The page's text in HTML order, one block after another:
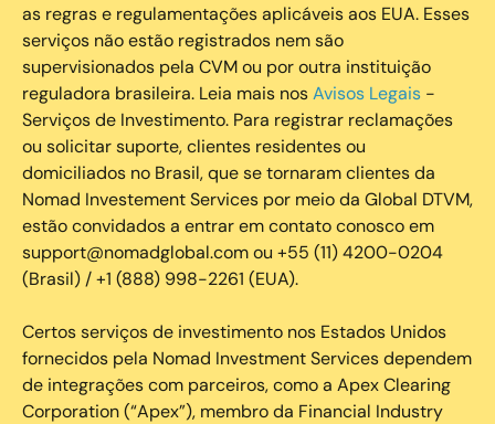
as regras e regulamentações aplicáveis aos EUA. Esses
serviços não estão registrados nem são
supervisionados pela CVM ou por outra instituição
reguladora brasileira. Leia mais nosAvisos Legais -
Serviços de Investimento. Para registrar reclamações
ou solicitar suporte, clientes residentes ou
domiciliados no Brasil, que se tornaram clientes da
Nomad Investement Services por meio da Global DTVM,
estão convidados a entrar em contato conosco em
support@nomadglobal.com ou +55 (11) 4200-0204
(Brasil) / +1 (888) 998-2261 (EUA).
Certos serviços de investimento nos Estados Unidos
fornecidos pela Nomad Investment Services dependem
de integrações com parceiros, como a Apex Clearing
Corporation (“Apex”), membro da Financial Industry